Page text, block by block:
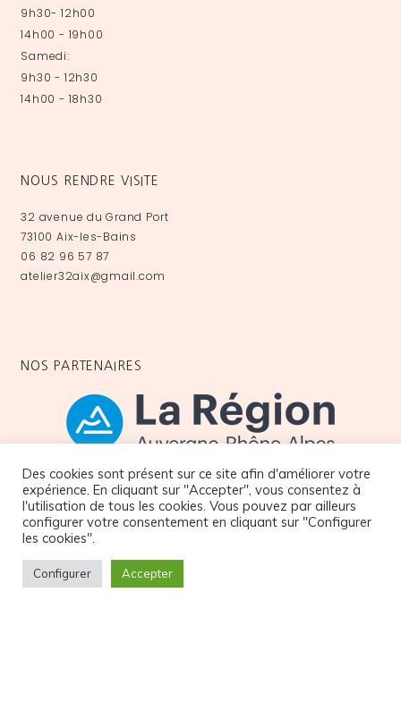
9h30- 12h00
14h00 - 19h00
Samedi:
9h30 - 12h30
14h00 - 18h30
NOUS RENDRE VISITE
32 avenue du Grand Port
73100 Aix-les-Bains
06 82 96 57 87
atelier32aix@gmail.com
NOS PARTENAIRES
© Copyright Atelier32
Des cookies sont présent sur ce site afin d'améliorer votre
expérience. En cliquant sur "Accepter", vous consentez à
l'utilisation de tous les cookies. Vous pouvez par ailleurs
configurer votre consentement en cliquant sur "Configurer
les cookies".
Configurer Accepter